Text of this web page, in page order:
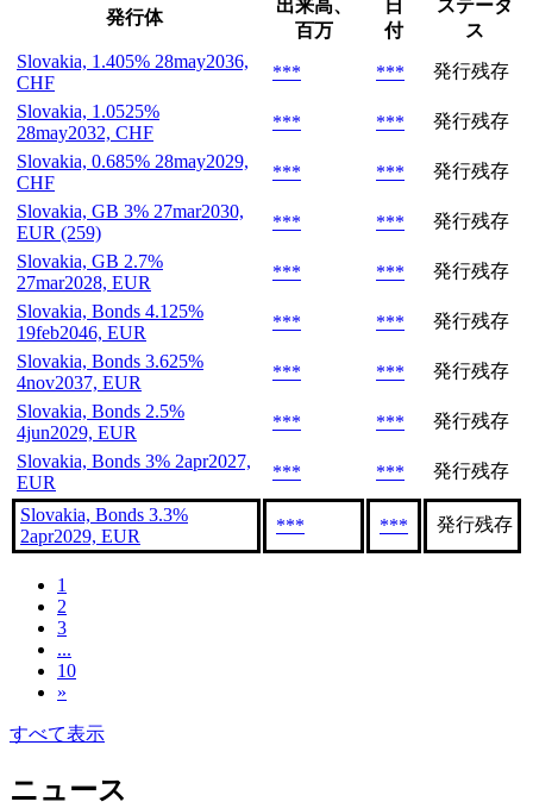
発行体
出来高、
百万
日
付
ステータ
ス
Slovakia, 1.405% 28may2036,
CHF
*** ***
発行残存
Slovakia, 1.0525%
28may2032, CHF
*** ***
発行残存
Slovakia, 0.685% 28may2029,
CHF
*** ***
発行残存
Slovakia, GB 3% 27mar2030,
EUR (259)
*** ***
発行残存
Slovakia, GB 2.7%
27mar2028, EUR
*** ***
発行残存
Slovakia, Bonds 4.125%
19feb2046, EUR
*** ***
発行残存
Slovakia, Bonds 3.625%
4nov2037, EUR
*** ***
発行残存
Slovakia, Bonds 2.5%
4jun2029, EUR
*** ***
発行残存
Slovakia, Bonds 3% 2apr2027,
EUR
*** *** 発行残存
Slovakia, Bonds 3.3%
2apr2029, EUR
*** *** 発行残存
1
2
3
...
10
»
すべて表示
ニュース